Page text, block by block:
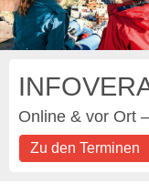
Online & vor Ort
Zu den Terminen